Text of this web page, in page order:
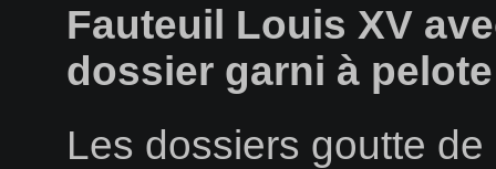
Fauteuil Louis XV
dossier garni à pelote
Les dossiers goutte de